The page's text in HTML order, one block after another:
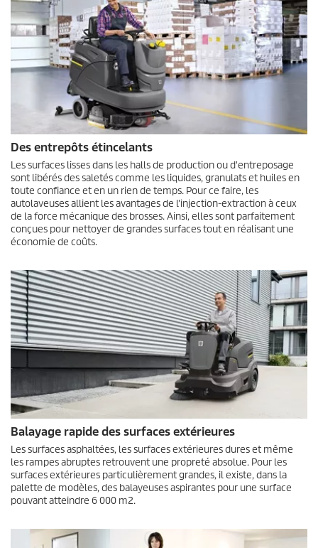
Des entrepôts étincelants
Les surfaces lisses dans les halls de production ou d'entreposage
sont libérés des saletés comme les liquides, granulats et huiles en
toute confiance et en un rien de temps. Pour ce faire, les
autolaveuses allient les avantages de l'injection-extraction à ceux
de la force mécanique des brosses. Ainsi, elles sont parfaitement
conçues pour nettoyer de grandes surfaces tout en réalisant une
économie de coûts.
Balayage rapide des surfaces extérieures
Les surfaces asphaltées, les surfaces extérieures dures et même
les rampes abruptes retrouvent une propreté absolue. Pour les
surfaces extérieures particulièrement grandes, il existe, dans la
palette de modèles, des balayeuses aspirantes pour une surface
pouvant atteindre 6 000 m2.